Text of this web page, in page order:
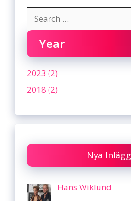
for:
Year
2023 (2)
2018 (2)
Nya Inlägg
Hans Wiklund